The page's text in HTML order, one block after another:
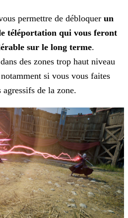
permettre de débloquer un
téléportation qui vous feront
sur le long terme.
des zones trop haut niveau
si vous vous faites
de la zone.